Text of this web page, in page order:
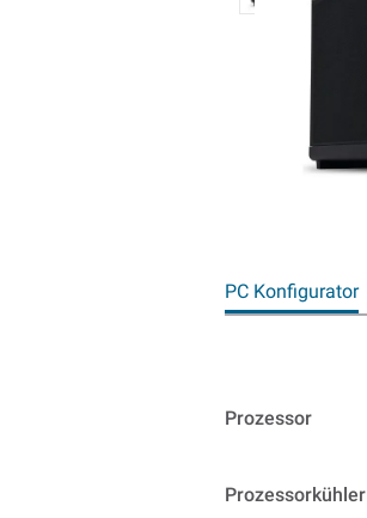
PC Konfigurator
Prozessor
Prozessorkühler